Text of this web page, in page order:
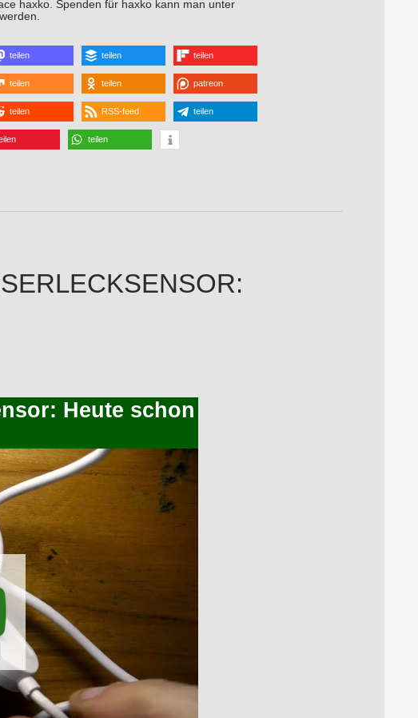
haxko. Spenden für haxko kann man unter
teilen teilen teilen
teilen teilen patreon
teilen RSS-feed teilen
teilen
Heute schon